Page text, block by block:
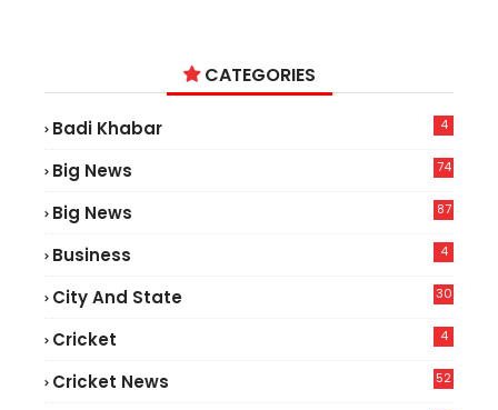
CATEGORIES
Badi Khabar 4
Big News
74
Big News
87
Business 4
City And State 30
Cricket 4
Cricket News
52